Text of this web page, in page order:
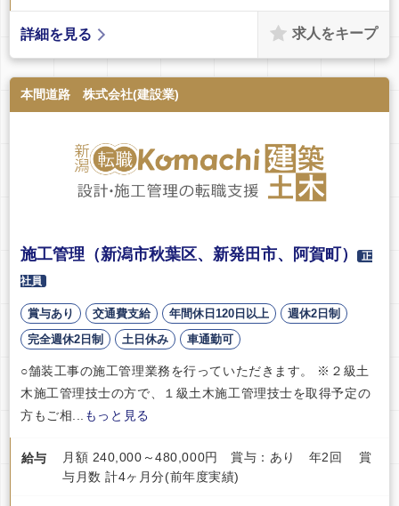
詳細を見る 求人をキープ
本間道路 株式会社(建設業)
施工管理（新潟市秋葉区、新発田市、阿賀町）
正
社員
賞与あり 交通費支給 年間休日120日以上
週休2日制
完全週休2日制
土日休み 車通勤可
○舗装工事の施工管理業務を行っていただきます。 ※２級土
木施工管理技士の方で、１級土木施工管理技士を取得予定の
方もご相...
もっと見る
給与
月額 240,000～480,000円 賞与：あり 年2回 賞
与月数 計4ヶ月分(前年度実績)